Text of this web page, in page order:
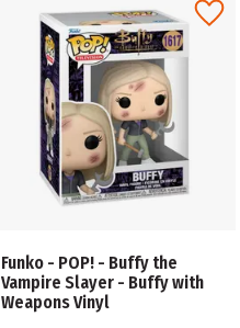
Funko - POP! - Buffy the
Vampire Slayer - Buffy with
Weapons Vinyl